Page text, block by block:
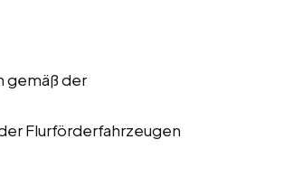
gemäß der
Flurförderfahrzeugen